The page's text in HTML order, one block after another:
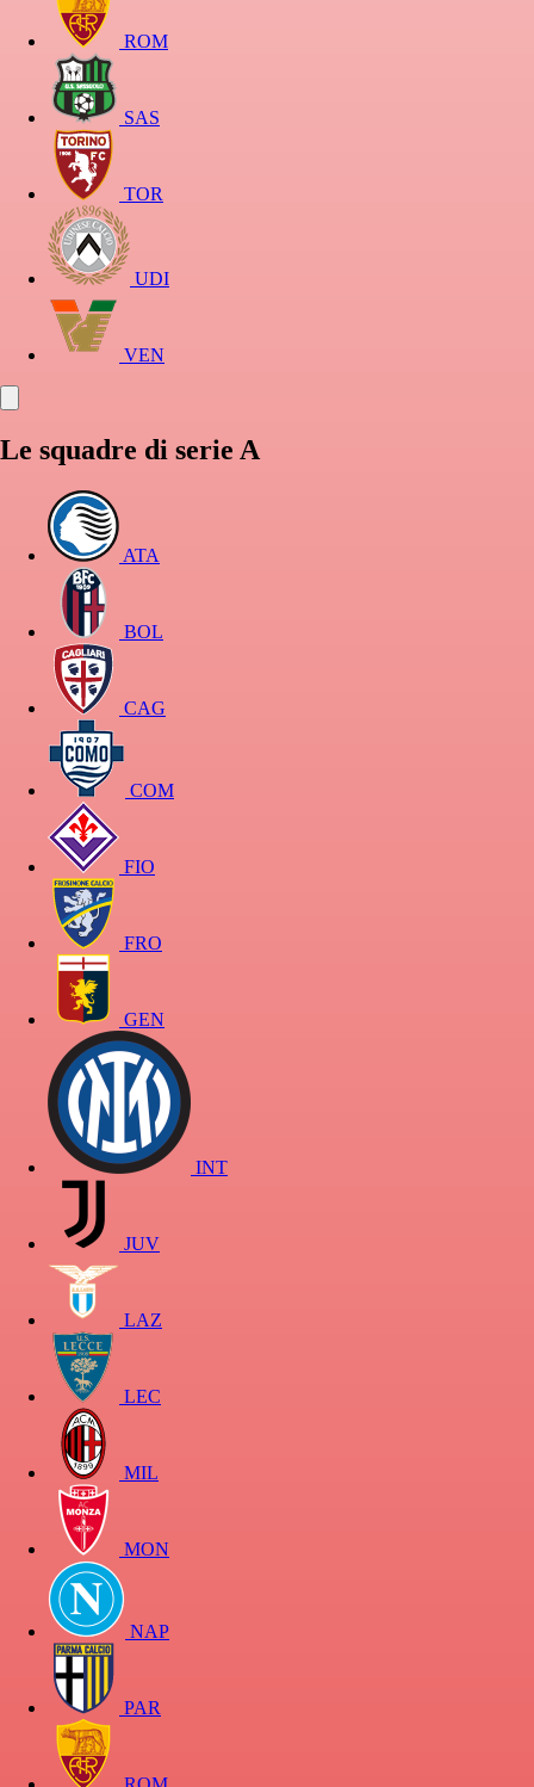
ROM
SAS
TOR
UDI
VEN
Le squadre di serie A
ATA
BOL
CAG
COM
FIO
FRO
GEN
INT
JUV
LAZ
LEC
MIL
MON
NAP
PAR